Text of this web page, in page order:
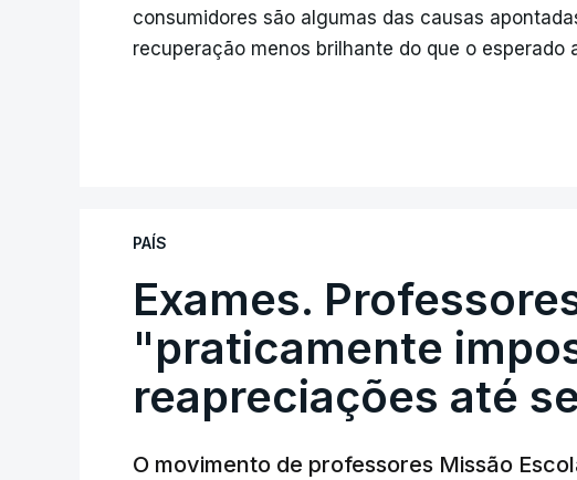
consumidores são algumas das causas
recuperação menos brilhante do que o esperado
PAÍS
Exames.
"praticamente
reapreciações até
O movimento de professores Missão